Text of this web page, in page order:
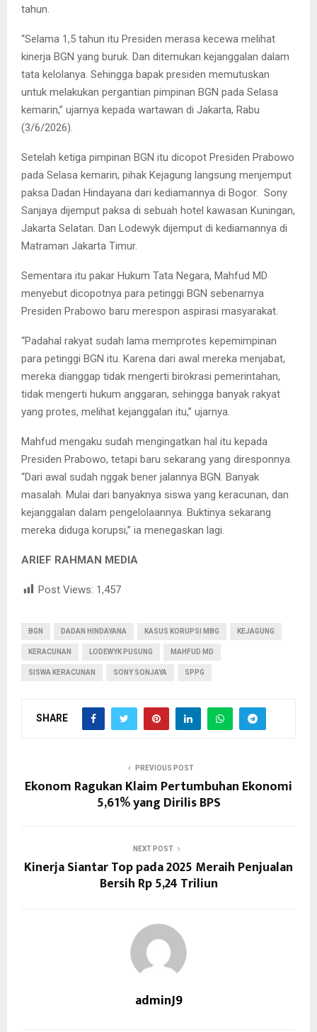
tahun.
“Selama 1,5 tahun itu Presiden merasa kecewa melihat
kinerja BGN yang buruk. Dan ditemukan kejanggalan dalam
tata kelolanya. Sehingga bapak presiden memutuskan
untuk melakukan pergantian pimpinan BGN pada Selasa
kemarin,” ujarnya kepada wartawan di Jakarta, Rabu
(3/6/2026).
Setelah ketiga pimpinan BGN itu dicopot Presiden Prabowo
pada Selasa kemarin, pihak Kejagung langsung menjemput
paksa Dadan Hindayana dari kediamannya di Bogor. Sony
Sanjaya dijemput paksa di sebuah hotel kawasan Kuningan,
Jakarta Selatan. Dan Lodewyk dijemput di kediamannya di
Matraman Jakarta Timur.
Sementara itu pakar Hukum Tata Negara, Mahfud MD
menyebut dicopotnya para petinggi BGN sebenarnya
Presiden Prabowo baru merespon aspirasi masyarakat.
“Padahal rakyat sudah lama memprotes kepemimpinan
para petinggi BGN itu. Karena dari awal mereka menjabat,
mereka dianggap tidak mengerti birokrasi pemerintahan,
tidak mengerti hukum anggaran, sehingga banyak rakyat
yang protes, melihat kejanggalan itu,” ujarnya.
Mahfud mengaku sudah mengingatkan hal itu kepada
Presiden Prabowo, tetapi baru sekarang yang diresponnya.
“Dari awal sudah nggak bener jalannya BGN. Banyak
masalah. Mulai dari banyaknya siswa yang keracunan, dan
kejanggalan dalam pengelolaannya. Buktinya sekarang
mereka diduga korupsi,” ia menegaskan lagi.
ARIEF RAHMAN MEDIA
Post Views: 1,457
BGN DADAN HINDAYANA KASUS KORUPSI MBG KEJAGUNG
KERACUNAN LODEWYK PUSUNG MAHFUD MD
SISWA KERACUNAN SONY SONJAYA SPPG
SHARE
PREVIOUS POST
Ekonom Ragukan Klaim Pertumbuhan Ekonomi
5,61% yang Dirilis BPS
NEXT POST
Kinerja Siantar Top pada 2025 Meraih Penjualan
Bersih Rp 5,24 Triliun
adminJ9